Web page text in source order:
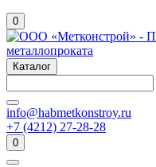
0
Каталог
info@habmetkonstroy.ru
+7 (4212) 27-28-28
0